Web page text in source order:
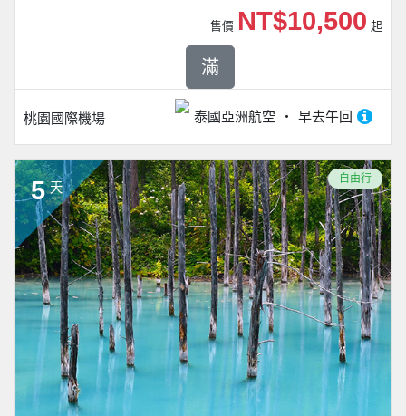
桃園國際機場 泰國亞洲航空 早去午回
售價 NT$10,500 起
滿
5 天
自由行